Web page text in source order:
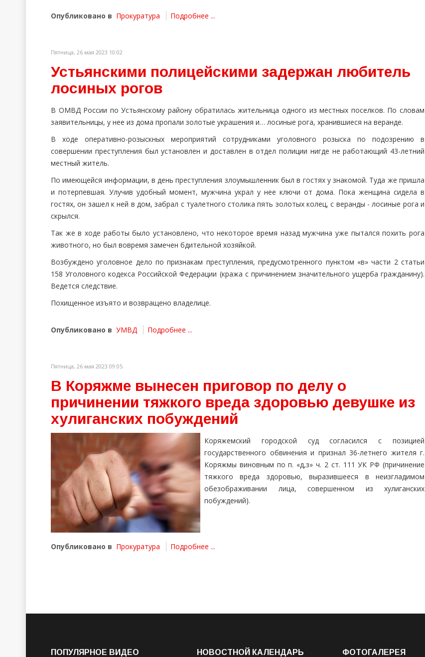
Опубликовано в Прокуратура Подробнее ...
Пятница, 26 мая 2023 10:02
Устьянскими полицейскими задержан любитель
лосиных рогов
В ОМВД России по Устьянскому району обратилась жительница одного из местных поселков. По словам
заявительницы, у нее из дома пропали золотые украшения и… лосиные рога, хранившиеся на веранде.
В ходе оперативно-розыскных мероприятий сотрудниками уголовного розыска по подозрению в
совершении преступления был установлен и доставлен в отдел полиции нигде не работающий 43-летний
местный житель.
По имеющейся информации, в день преступления злоумышленник был в гостях у знакомой. Туда же пришла
и потерпевшая. Улучив удобный момент, мужчина украл у нее ключи от дома. Пока женщина сидела в
гостях, он зашел к ней в дом, забрал с туалетного столика пять золотых колец, с веранды - лосиные рога и
скрылся.
Так же в ходе работы было установлено, что некоторое время назад мужчина уже пытался похить рога
животного, но был вовремя замечен бдительной хозяйкой.
Возбуждено уголовное дело по признакам преступления, предусмотренного пунктом «в» части 2 статьи
158 Уголовного кодекса Российской Федерации (кража с причинением значительного ущерба гражданину).
Ведется следствие.
Похищенное изъято и возвращено владелице.
Опубликовано в УМВД Подробнее ...
Пятница, 26 мая 2023 09:05
В Коряжме вынесен приговор по делу о
причинении тяжкого вреда здоровью девушке из
хулиганских побуждений
Коряжемский городской суд согласился с позицией
государственного обвинения и признал 36-летнего жителя г.
Коряжмы виновным по п. «д,з» ч. 2 ст. 111 УК РФ (причинение
тяжкого вреда здоровью, выразившееся в неизгладимом
обезображивании лица, совершенном из хулиганских
побуждений).
Опубликовано в Прокуратура Подробнее ...
ПОПУЛЯРНОЕ ВИДЕО НОВОСТНОЙ КАЛЕНДАРЬ ФОТОГАЛЕРЕЯ